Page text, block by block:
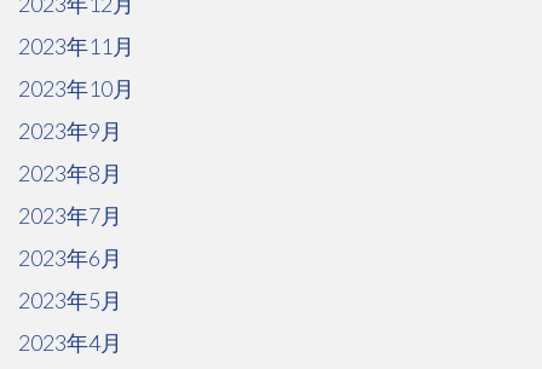
2023年11月
2023年10月
2023年9月
2023年8月
2023年7月
2023年6月
2023年5月
2023年4月